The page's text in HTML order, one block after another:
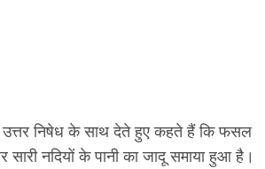
निषेध के साथ देते हुए कहते हैं कि फसल
नदियों के पानी का जादू समाया हुआ है।